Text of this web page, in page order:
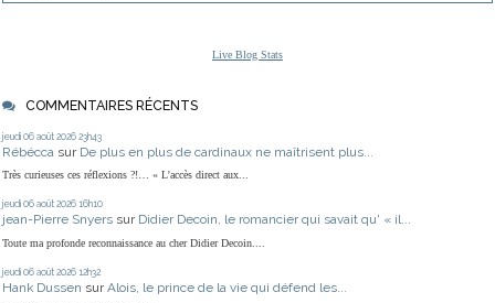
Live Blog Stats
COMMENTAIRES RÉCENTS
jeudi 06 août 2026 23h43
Rébécca sur De plus en plus de cardinaux ne maîtrisent plus...
Très curieuses ces réflexions ?!… « L'accès direct aux...
jeudi 06 août 2026 16h10
jean-Pierre Snyers sur Didier Decoin, le romancier qui savait qu' « il...
Toute ma profonde reconnaissance au cher Didier Decoin....
jeudi 06 août 2026 12h32
Hank Dussen sur Alois, le prince de la vie qui défend les...